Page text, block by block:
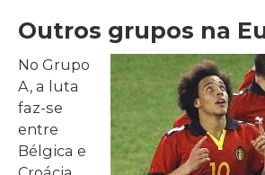
Outros grupos na
No Grupo
A, a luta
faz-se
entre
Bélgica e